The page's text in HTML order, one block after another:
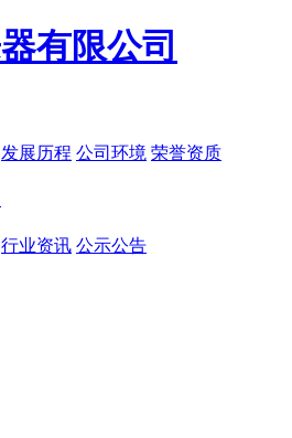
发展历程 公司环境 荣誉资质
行业资讯 公示公告